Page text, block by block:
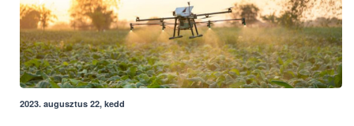
2023. augusztus 22, kedd